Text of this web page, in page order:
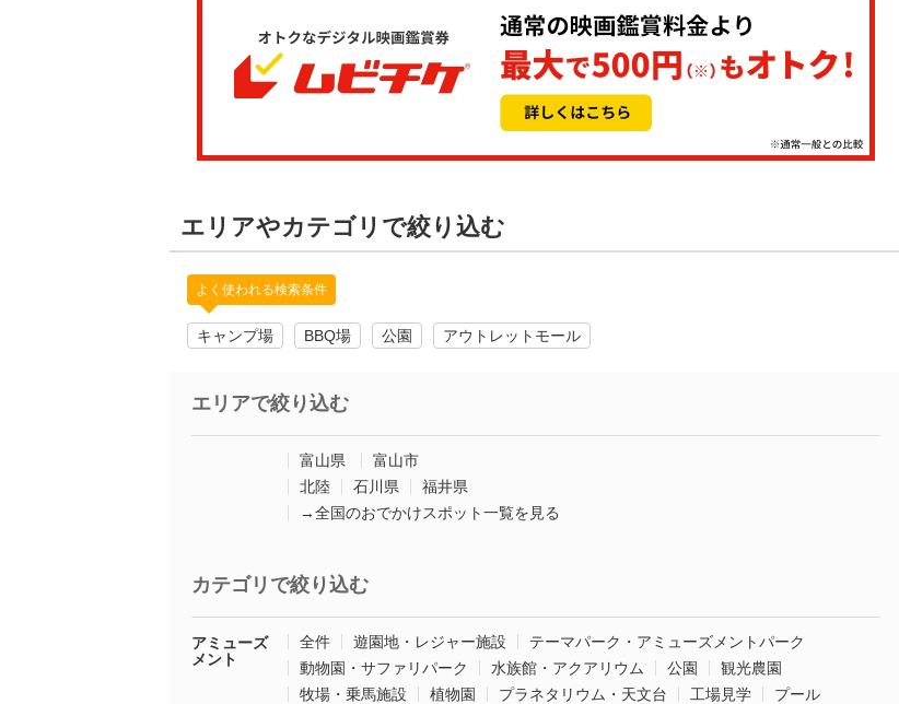
エリアやカテゴリで絞り込む
よく使われる検索条件
キャンプ場 BBQ場 公園 アウトレットモール
エリアで絞り込む
富山県
富山市
北陸
石川県
福井県
→全国のおでかけスポット一覧を見る
カテゴリで絞り込む
アミューズ
メント
全件 遊園地・レジャー施設
テーマパーク・アミューズメントパーク
動物園・サファリパーク
水族館・アクアリウム 公園
観光農園
牧場・乗馬施設
植物園 プラネタリウム・天文台 工場見学
プール